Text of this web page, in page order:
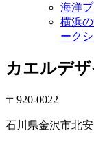
海洋
横浜
ーク
カエルデ
〒920-0022
石川県金沢市北